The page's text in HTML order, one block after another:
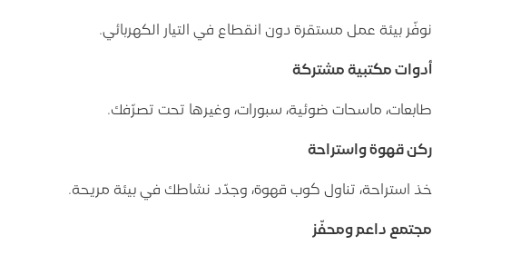
نوفّر بيئة عمل مستقرة دون انقطاع في التيار الكهربائي.
أدوات مكتبية مشتركة
طابعات، ماسحات ضوئية، سبورات، وغيرها تحت تصرّفك.
ركن قهوة واستراحة
خذ استراحة، تناول كوب قهوة، وجدّد نشاطك في بيئة مريحة.
مجتمع داعم ومحفّز